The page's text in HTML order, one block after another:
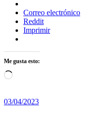
Correo electrónico
Reddit
Imprimir
Me gusta esto:
Cargando...
03/04/2023